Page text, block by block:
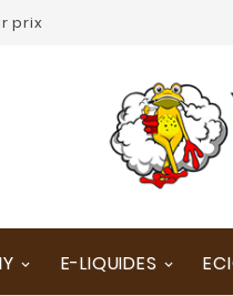
prix
E-LIQUIDES